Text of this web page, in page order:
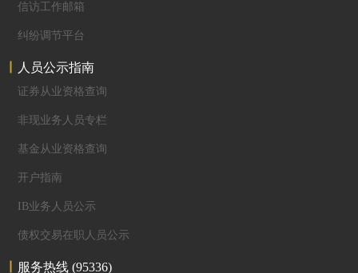
信访工作邮箱
纠纷调节平台
人员公示指南
证券从业资格查询
非现业务人员专栏
基金从业资格查询
开户指南
IB业务人员公示
债权交易在职人员公示
服务热线(95336)